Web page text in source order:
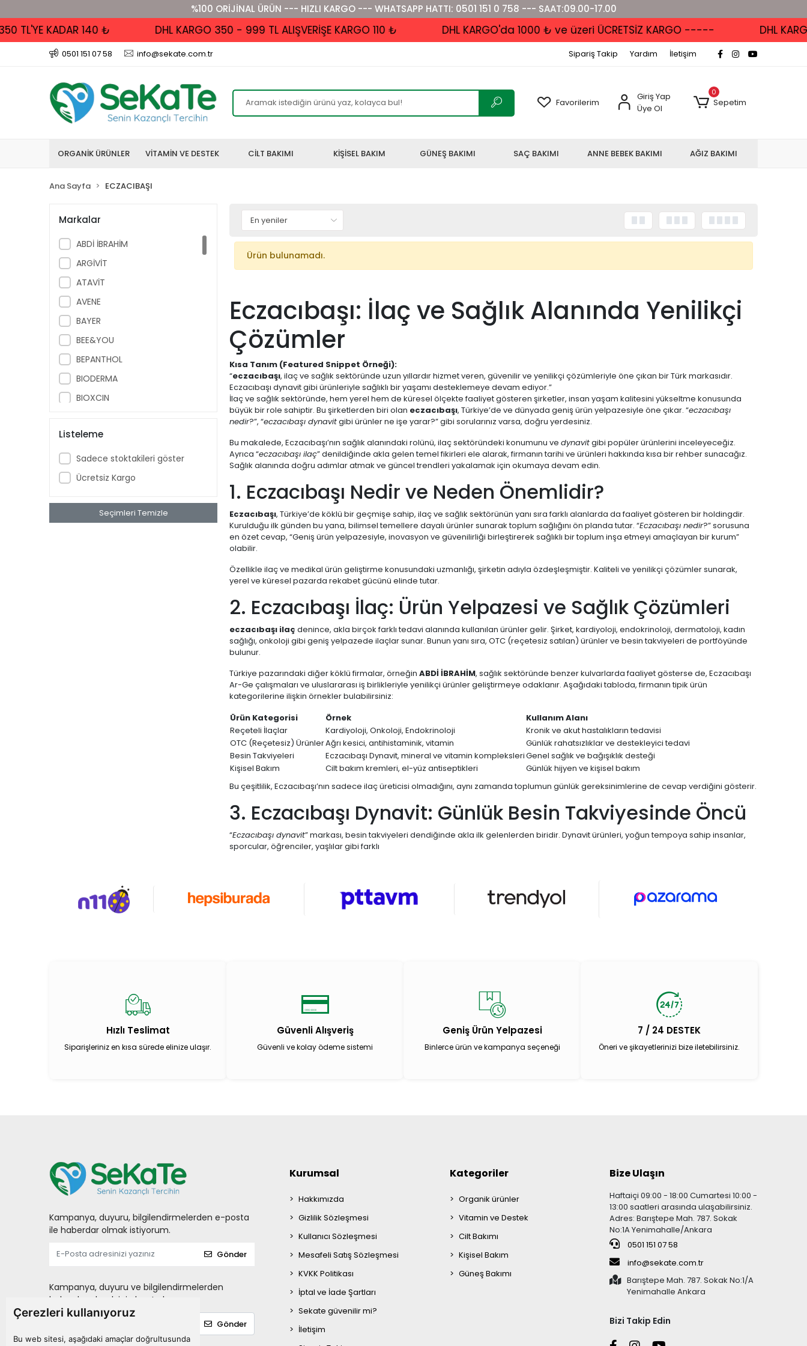
Çerezleri kullanıyoruz
Bu web sitesi, aşağıdaki amaçlar doğrultusunda
%100 ORİJİNAL ÜRÜN --- HIZLI KARGO --- WHATSAPP HATTI: 0501 151 0 758 --- SAAT:09.00-17.00
KADAR 140 ₺ DHL KARGO 350 - 999 TL ALIŞVERİŞE KARGO 110 ₺ DHL KARGO'da 1000 ₺ ve üzeri ÜCRETSİZ KARGO ----- DHL
0501 151 07 58 info@sekate.com.tr Sipariş Takip Yardım İletişim
Favorilerim
Giriş Yap
Üye Ol
0
Sepetim
ORGANİK ÜRÜNLER VİTAMİN VE DESTEK CİLT BAKIMI KİŞİSEL BAKIM GÜNEŞ BAKIMI SAÇ BAKIMI ANNE BEBEK BAKIMI AĞIZ BAKIMI
Ana Sayfa ECZACIBAŞI
Markalar
ABDİ İBRAHİM
ARGİVİT
ATAVİT
AVENE
BAYER
BEE&YOU
BEPANTHOL
BIODERMA
BIOXCIN
BRUNO BABY
CAUDALIE
CECEMED
DR. THOMSON
MENARINI
miraderm
NURSE HARVEY'S
NUTRAXIN
PHYTO
Probest
RC FARMA
Sensatia Botanicals
Softto Plus
SOLANTE
Sorvagen
Listeleme
Sadece stoktakileri göster
Ücretsiz Kargo
Seçimleri Temizle
Ürün bulunamadı.
Eczacıbaşı: İlaç ve Sağlık Alanında Yenilikçi
Çözümler
Kısa Tanım (Featured Snippet Örneği):
“eczacıbaşı, ilaç ve sağlık sektöründe uzun yıllardır hizmet veren, güvenilir ve yenilikçi çözümleriyle öne çıkan bir Türk markasıdır.
Eczacıbaşı dynavit gibi ürünleriyle sağlıklı bir yaşamı desteklemeye devam ediyor.”
İlaç ve sağlık sektöründe, hem yerel hem de küresel ölçekte faaliyet gösteren şirketler, insan yaşam kalitesini yükseltme konusunda
büyük bir role sahiptir. Bu şirketlerden biri olan eczacıbaşı, Türkiye’de ve dünyada geniş ürün yelpazesiyle öne çıkar. “eczacıbaşı
nedir?”, “eczacıbaşı dynavitgibi ürünler ne işe yarar?” gibi sorularınız varsa, doğru yerdesiniz.
Bu makalede, Eczacıbaşı’nın sağlık alanındaki rolünü, ilaç sektöründeki konumunu ve dynavitgibi popüler ürünlerini inceleyeceğiz.
Ayrıca “eczacıbaşı ilaç” denildiğinde akla gelen temel fikirleri ele alarak, firmanın tarihi ve ürünleri hakkında kısa bir rehber sunacağız.
Sağlık alanında doğru adımlar atmak ve güncel trendleri yakalamak için okumaya devam edin.
1. Eczacıbaşı Nedir ve Neden Önemlidir?
Eczacıbaşı, Türkiye’de köklü bir geçmişe sahip, ilaç ve sağlık sektörünün yanı sıra farklı alanlarda da faaliyet gösteren bir holdingdir.
Kurulduğu ilk günden bu yana, bilimsel temellere dayalı ürünler sunarak toplum sağlığını ön planda tutar. “Eczacıbaşı nedir?” sorusuna
en özet cevap, “Geniş ürün yelpazesiyle, inovasyon ve güvenilirliği birleştirerek sağlıklı bir toplum inşa etmeyi amaçlayan bir kurum”
olabilir.
Özellikle ilaç ve medikal ürün geliştirme konusundaki uzmanlığı, şirketin adıyla özdeşleşmiştir. Kaliteli ve yenilikçi çözümler sunarak,
yerel ve küresel pazarda rekabet gücünü elinde tutar.
2. Eczacıbaşı İlaç: Ürün Yelpazesi ve Sağlık Çözümleri
eczacıbaşı ilaç denince, akla birçok farklı tedavi alanında kullanılan ürünler gelir. Şirket, kardiyoloji, endokrinoloji, dermatoloji, kadın
sağlığı, onkoloji gibi geniş yelpazede ilaçlar sunar. Bunun yanı sıra, OTC (reçetesiz satılan) ürünler ve besin takviyeleri de portföyünde
bulunur.
Türkiye pazarındaki diğer köklü firmalar, örneğin ABDİ İBRAHİM, sağlık sektöründe benzer kulvarlarda faaliyet gösterse de, Eczacıbaşı
Ar-Ge çalışmaları ve uluslararası iş birlikleriyle yenilikçi ürünler geliştirmeye odaklanır. Aşağıdaki tabloda, firmanın tipik ürün
kategorilerine ilişkin örnekler bulabilirsiniz:
Ürün Kategorisi
Örnek
Kullanım Alanı
Reçeteli İlaçlar
Kardiyoloji, Onkoloji, Endokrinoloji
Kronik ve akut hastalıkların tedavisi
OTC (Reçetesiz) ÜrünlerAğrı kesici, antihistaminik, vitamin
Günlük rahatsızlıklar ve destekleyici tedavi
Besin Takviyeleri
Eczacıbaşı Dynavit, mineral ve vitamin kompleksleriGenel sağlık ve bağışıklık desteği
Kişisel Bakım
Cilt bakım kremleri, el-yüz antiseptikleri
Günlük hijyen ve kişisel bakım
Bu çeşitlilik, Eczacıbaşı’nın sadece ilaç üreticisi olmadığını, aynı zamanda toplumun günlük gereksinimlerine de cevap verdiğini gösterir.
3. Eczacıbaşı Dynavit: Günlük Besin Takviyesinde Öncü
“Eczacıbaşı dynavit” markası, besin takviyeleri dendiğinde akla ilk gelenlerden biridir. Dynavit ürünleri, yoğun tempoya sahip insanlar,
sporcular, öğrenciler, yaşlılar gibi farklı
Hızlı Teslimat
Siparişleriniz en kısa sürede elinize ulaşır.
Güvenli Alışveriş
Güvenli ve kolay ödeme sistemi
Geniş Ürün Yelpazesi
Binlerce ürün ve kampanya seçeneği
7 / 24 DESTEK
Öneri ve şikayetlerinizi bize iletebilirsiniz.
Kampanya, duyuru, bilgilendirmelerden e-posta
ile haberdar olmak istiyorum.
Gönder
Kampanya, duyuru ve bilgilendirmelerden
haberdar olmak için kayıt olun.
Gönder
Kurumsal
Hakkımızda
Gizlilik Sözleşmesi
Kullanıcı Sözleşmesi
Mesafeli Satış Sözleşmesi
KVKK Politikası
İptal ve İade Şartları
Sekate güvenilir mi?
İletişim
Kategoriler
Organik ürünler
Vitamin ve Destek
Cilt Bakımı
Kişisel Bakım
Güneş Bakımı
Bize Ulaşın
Haftaiçi 09:00 - 18:00 Cumartesi 10:00 -
13:00 saatleri arasında ulaşabilirsiniz.
Adres: Barıştepe Mah. 787. Sokak
No:1A Yenimahalle/Ankara
0501 151 07 58
info@sekate.com.tr
Barıştepe Mah. 787. Sokak No:1/A
Yenimahalle Ankara
Bizi Takip Edin